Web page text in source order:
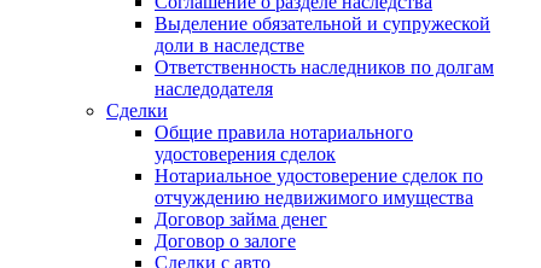
Выделение обязательной и супружеской
доли в наследстве
Ответственность наследников по долгам
наследодателя
Сделки
Общие правила нотариального
удостоверения сделок
Нотариальное удостоверение сделок по
отчуждению недвижимого имущества
Договор займа денег
Договор о залоге
Сделки с авто